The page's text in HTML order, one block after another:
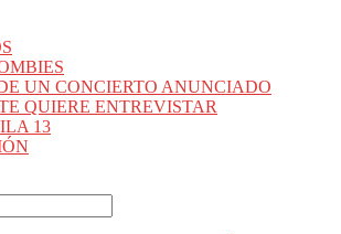
UN CONCIERTO ANUNCIADO
QUIERE ENTREVISTAR
13